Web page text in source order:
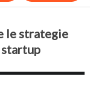
le strategie